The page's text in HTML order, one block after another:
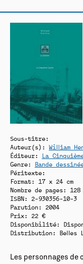
Actualités
Rencontres
Sous-titre:
Auteur(s): William
Éditeur: La
Genre: Bande
Péritexte:
Format: 17 x 24 cm
Nombre de pages: 128
ISBN: 2-930356-10-3
Parution: 2004
Prix: 22 €
Disponibilité:
Distribution: Belles
Les personnages